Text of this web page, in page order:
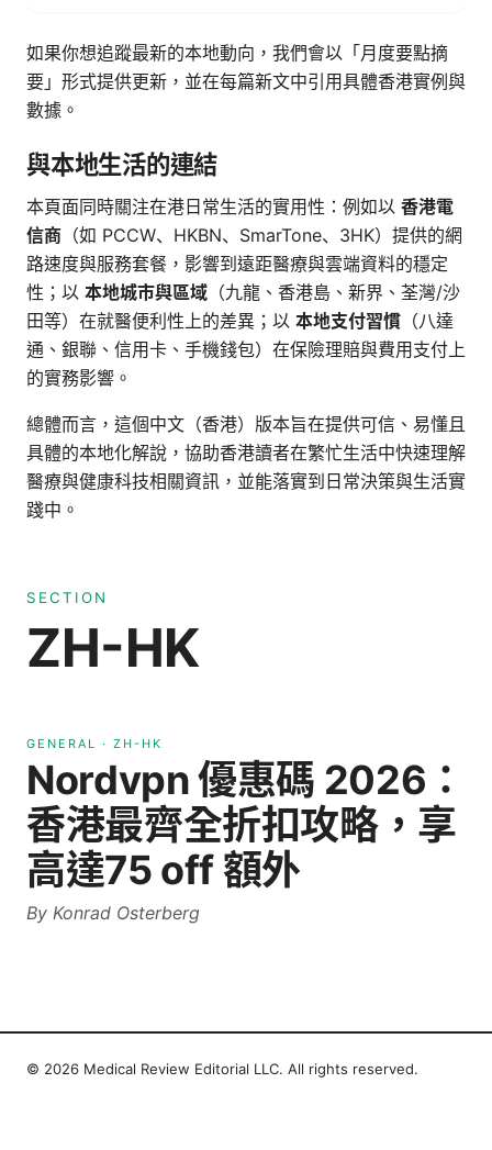
如果你想追蹤最新的本地動向，我們會以「月度要點摘
要」形式提供更新，並在每篇新文中引用具體香港實例與
數據。
與本地生活的連結
本頁面同時關注在港日常生活的實用性：例如以 香港電
信商 （如 PCCW、HKBN、SmarTone、3HK）提供的網
路速度與服務套餐，影響到遠距醫療與雲端資料的穩定
性；以 本地城市與區域 （九龍、香港島、新界、荃灣/沙
田等）在就醫便利性上的差異；以 本地支付習慣 （八達
通、銀聯、信用卡、手機錢包）在保險理賠與費用支付上
的實務影響。
總體而言，這個中文（香港）版本旨在提供可信、易懂且
具體的本地化解說，協助香港讀者在繁忙生活中快速理解
醫療與健康科技相關資訊，並能落實到日常決策與生活實
踐中。
SECTION
ZH-HK
GENERAL · ZH-HK
Nordvpn 優惠碼 2026：
香港最齊全折扣攻略，享
高達75 off 額外
By Konrad Osterberg
© 2026 Medical Review Editorial LLC. All rights reserved.